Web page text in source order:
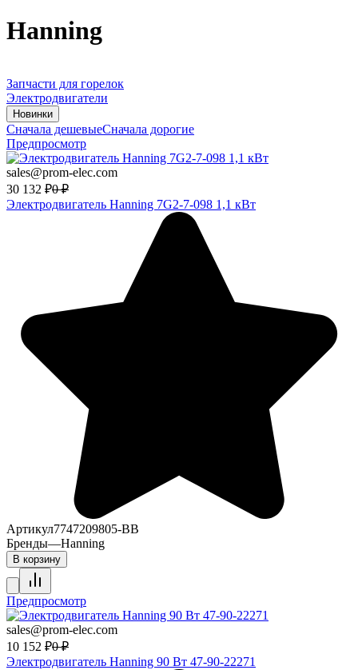
Hanning
Запчасти для горелок
Электродвигатели
Новинки
Сначала дешевыеСначала дорогие
Предпросмотр
sales@prom-elec.com
30 132 ₽0 ₽
Электродвигатель Hanning 7G2-7-098 1,1 кВт
Артикул7747209805-BB
Бренды—Hanning
В корзину
Предпросмотр
sales@prom-elec.com
10 152 ₽0 ₽
Электродвигатель Hanning 90 Вт 47-90-22271